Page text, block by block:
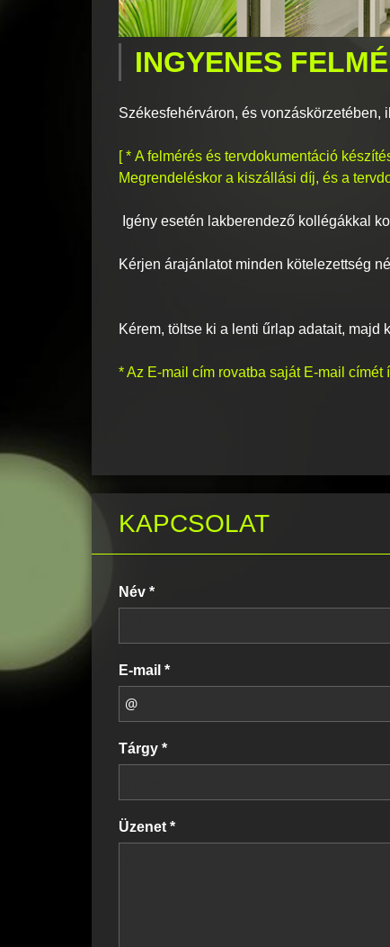
INGYENES
Székesfehérváron, és
[ * A felmérés és tervdokumentáció
Megrendeléskor a kiszállási díj, és a
Igény esetén lakberendező kollégákkal
Kérjen árajánlatot minden kötelezettség
Kérem, töltse ki a lenti űrlap adatait, majd
* Az E-mail cím rovatba saját E-mail
KAPCSOLAT
Név *
E-mail *
Tárgy *
Üzenet *